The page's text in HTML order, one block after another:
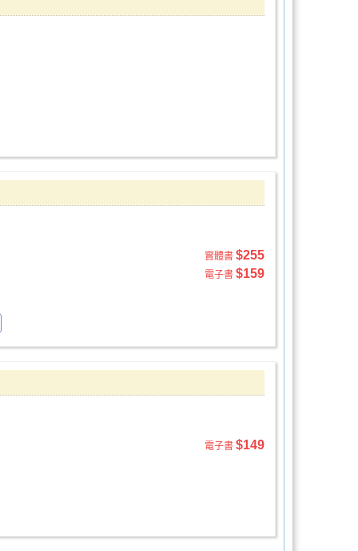
實體書 $255
電子書 $159
電子書 $149